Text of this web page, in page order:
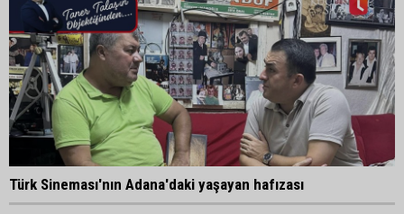
Türk Sineması'nın Adana'daki yaşayan hafızası